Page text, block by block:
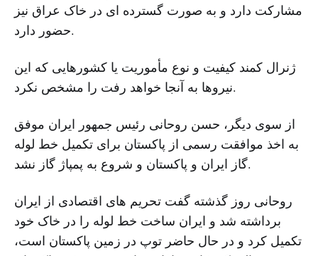
مشارکت دارد و به صورت گسترده ای در خاک عراق نیز
حضور دارد.
ژنرال کمند کیفیت و نوع مأموریت یا کشورهایی که این
نیروها به آنجا خواهد رفت را مشخص نکرد.
از سوی دیگر، حسن روحانی رئیس جمهور ایران موفق
به اخذ موافقت رسمی از پاکستان برای تکمیل خط لوله
گاز ایران و پاکستان و شروع به پمپاژ گاز نشد.
روحانی روز گذشته گفت تحریم های اقتصادی از ایران
برداشته شد و ایران ساخت خط لوله را در خاک خود
تکمیل کرد و در حال حاضر توپ در زمین پاکستان است،